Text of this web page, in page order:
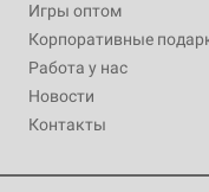
Игры оптом
Корпоративные
Работа у нас
Новости
Контакты